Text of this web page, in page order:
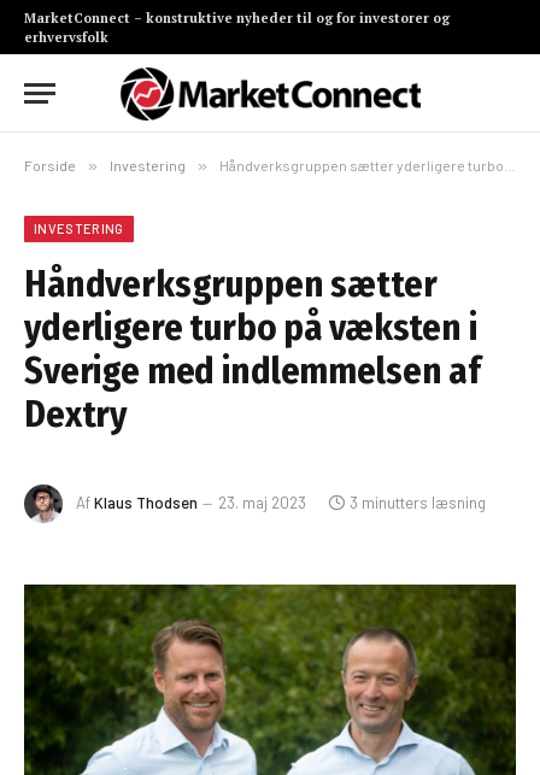
MarketConnect – konstruktive nyheder til og for investorer og
erhvervsfolk
Forside » Investering » Håndverksgruppen sætter yderligere turbo på væksten i Sverige med indlemmelsen af Dextry
INVESTERING
Håndverksgruppen sætter
yderligere turbo på væksten i
Sverige med indlemmelsen af
Dextry
AfKlaus Thodsen 23. maj 2023 3 minutters læsning